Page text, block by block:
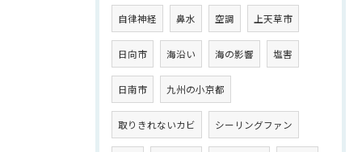
自律神経 鼻水 空調 上天草市
日向市 海沿い 海の影響 塩害
日南市 九州の小京都
取りきれないカビ シーリングファン